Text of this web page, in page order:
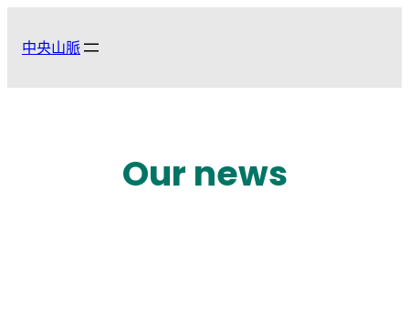
中央山脈
Our news